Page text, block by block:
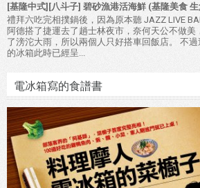
[基隆中式][八斗子] 碧砂漁港活海鮮 (基隆美食
禮拜六吃完相撲鍋後，因為原本聽 JAZZ LIVE
阿德搭了捷運去了趟士林夜市，奈何天公不做美
了滂沱大雨，所以兩個人只好搭車回飯店。 不
的冰箱此時已經呈...
電冰箱寫的食譜書